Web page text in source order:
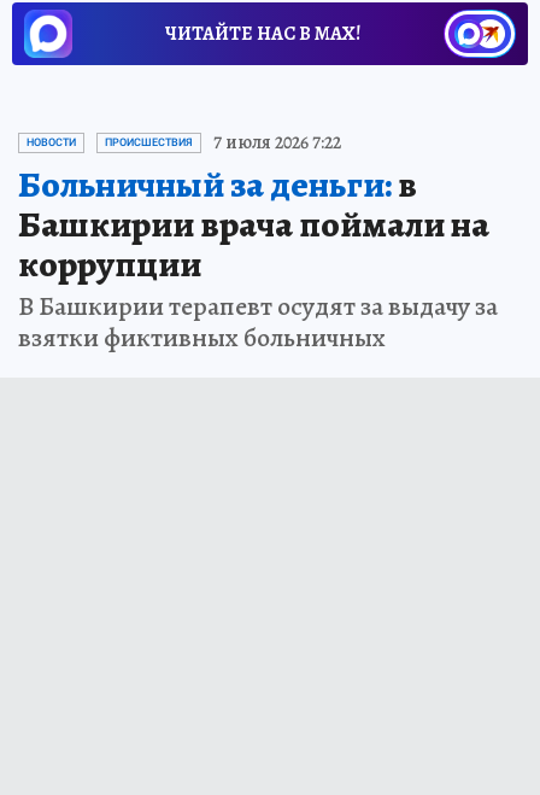
ЧИТАЙТЕ НАС В МАХ!
НОВОСТИ ПРОИСШЕСТВИЯ 7 июля 2026 7:22
Больничный за деньги:в
Башкирии врача поймали на
коррупции
В Башкирии терапевт осудят за выдачу за
взятки фиктивных больничных